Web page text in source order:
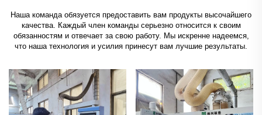
Наша команда обязуется предоставить вам продукты высочайшего
качества. Каждый член команды серьезно относится к своим
обязанностям и отвечает за свою работу. Мы искренне надеемся,
что наша технология и усилия принесут вам лучшие результаты.